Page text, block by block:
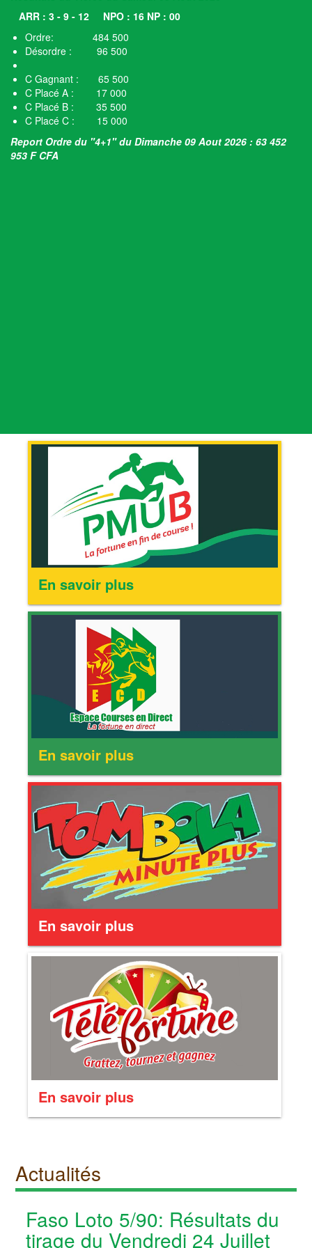
ARR : 3 - 9 - 12 NPO : 16 NP : 00
Ordre: 484 500
Désordre : 96 500
C Gagnant : 65 500
C Placé A : 17 000
C Placé B : 35 500
C Placé C : 15 000
Report Ordre du "4+1" du Dimanche 09 Aout 2026 : 63 452
953 F CFA
En savoir plus
En savoir plus
En savoir plus
En savoir plus
Actualités
Faso Loto 5/90: Résultats du
tirage du Vendredi 24 Juillet